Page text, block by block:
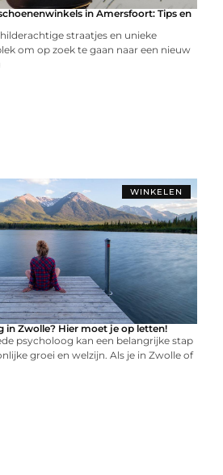
in Amersfoort: Tips en
straatjes en unieke
om op zoek te gaan naar een nieuw
WINKELEN
in Zwolle? Hier moet je op letten!
psycholoog kan een belangrijke stap
groei en welzijn. Als je in Zwolle of